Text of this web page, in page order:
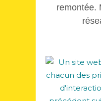
remontée.